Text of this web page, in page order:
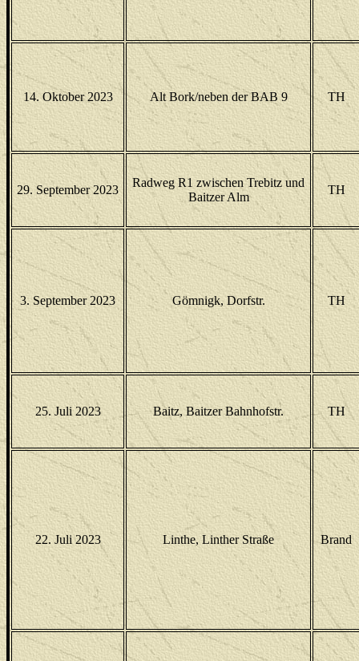
14. Oktober 2023 Alt Bork/neben der BAB 9 TH
29. September 2023
Radweg R1 zwischen Trebitz und
Baitzer Alm
TH
3. September 2023 Gömnigk, Dorfstr. TH
25. Juli 2023 Baitz, Baitzer Bahnhofstr. TH
22. Juli 2023 Linthe, Linther Straße Brand